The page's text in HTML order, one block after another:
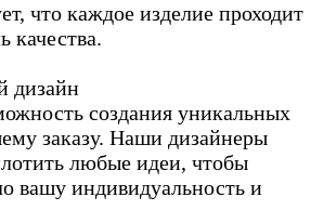
что каждое изделие проходит
качества.
дизайн
создания уникальных
заказу. Наши дизайнеры
любые идеи, чтобы
вашу индивидуальность и